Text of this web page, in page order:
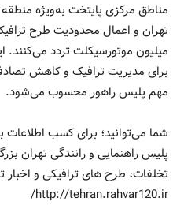
تهران و اعمال محدودیت طرح‌
میلیون موتورسیکلت تردد
برای مدیریت ترافیک و کاهش
مهم پلیس راهور محسوب می‌شود.
شما می‌توانید؛ برای کسب اطلاعات
پلیس راهنمایی و رانندگی تهران
تخلفات، طرح های ترافیکی و اخبار
http://tehran.rahvar120.ir/